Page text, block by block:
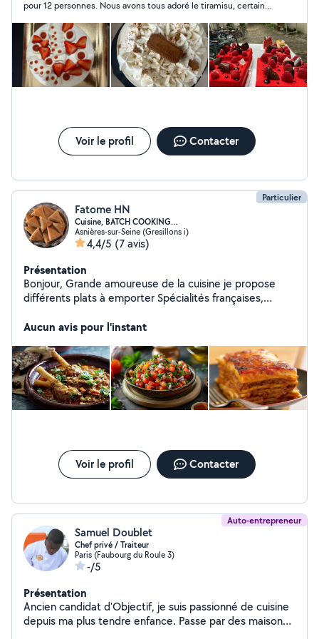
pour 12 personnes. Nous avons tous adoré le tiramisu, certains
Voir le profil Contacter
Particulier
Fatome HN
Cuisine, BATCH COOKING…
Asnières-sur-Seine (Gresillons i)
4,4/5 (7 avis)
Présentation
Bonjour, Grande amoureuse de la cuisine je propose
différents plats à emporter Spécialités françaises,
Possibilité de passer commande de petits fours, de
à me contacter Je propose également des heures de
ménage ( gros ménage, d'entrée ou de sortie de
logement , de fin de travaux)
Aucun avis pour l'instant
Voir le profil Contacter
Auto-entrepreneur
Samuel Doublet
Chef privé / Traiteur
Paris (Faubourg du Roule 3)
-/5
Présentation
Ancien candidat d'Objectif, je suis passionné de cuisine
depuis ma plus tendre enfance. Passe par des maisons